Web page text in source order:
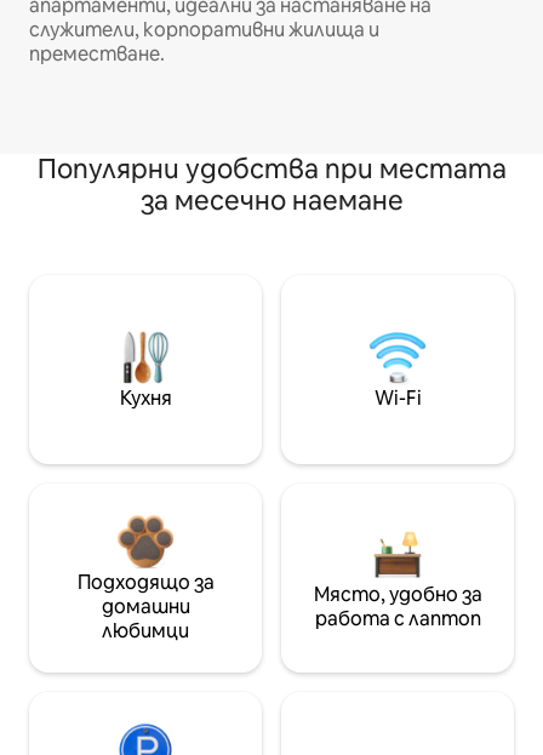
апартаменти, идеални за настаняване на
служители, корпоративни жилища и
преместване.
Популярни удобства при местата
за месечно наемане
Кухня Wi-Fi
Подходящо за
домашни
любимци
Място, удобно за
работа с лаптоп